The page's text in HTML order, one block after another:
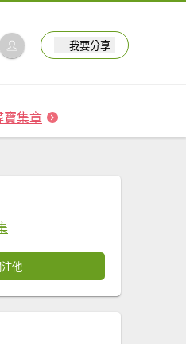
我要分享
寶集章
注他